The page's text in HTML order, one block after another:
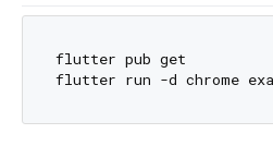
flutter pub get